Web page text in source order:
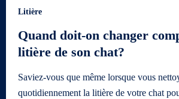
Litière
Quand doit-on changer
litière de son chat?
Saviez-vous que même lorsque vous
quotidiennement la litière de votre chat